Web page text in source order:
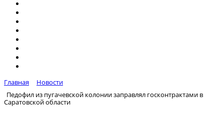
Главная
Новости
Педофил из пугачевской колонии заправлял госконтрактами в
Саратовской области